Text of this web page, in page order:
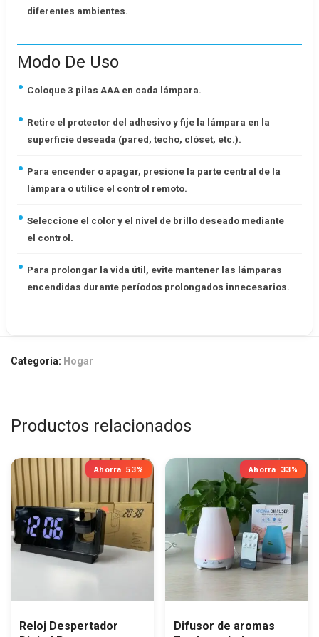
diferentes ambientes.
Modo De Uso
Coloque 3 pilas AAA en cada lámpara.
Retire el protector del adhesivo y fije la lámpara en la
superficie deseada (pared, techo, clóset, etc.).
Para encender o apagar, presione la parte central de la
lámpara o utilice el control remoto.
Seleccione el color y el nivel de brillo deseado mediante
el control.
Para prolongar la vida útil, evite mantener las lámparas
encendidas durante períodos prolongados innecesarios.
Categoría: Hogar
Productos relacionados
Ahorra 53%
Reloj Despertador
Ahorra 33%
Difusor de aromas